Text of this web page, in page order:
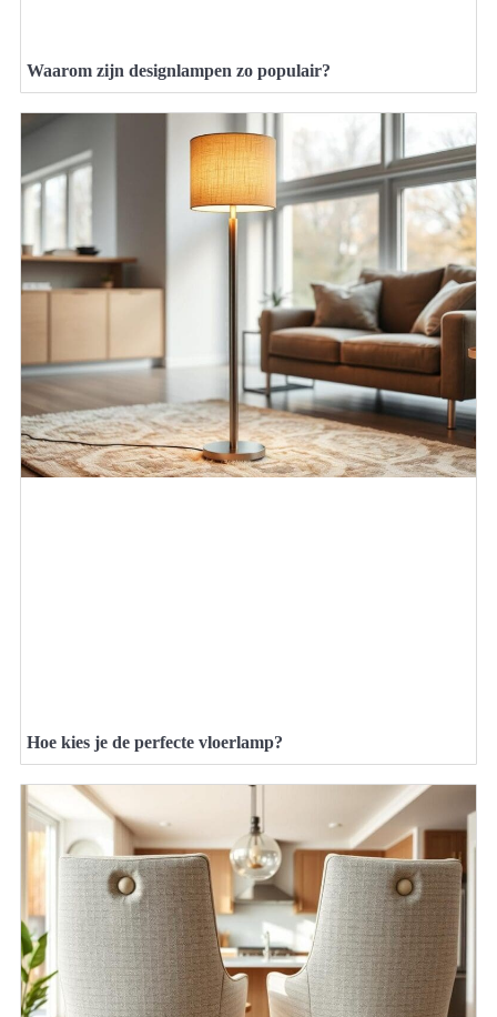
Waarom zijn designlampen zo populair?
Hoe kies je de perfecte vloerlamp?